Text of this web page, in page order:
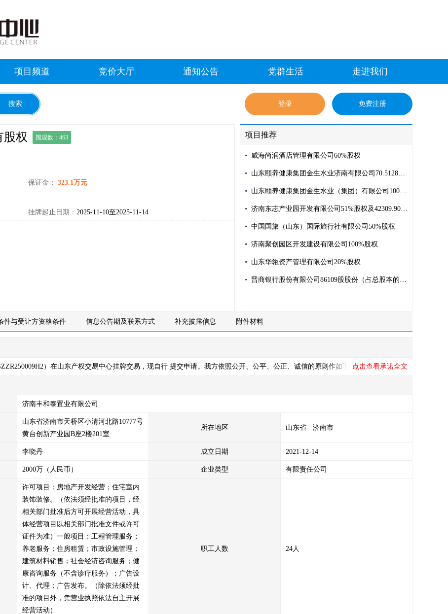
项目频道 竞价大厅 通知公告 党群生活 走进我们
登录 免费注册
股权 围观数：463
保证金： 323.1万元
挂牌起止日期： 2025-11-10至2025-11-14
项目推荐
威海尚润酒店管理有限公司60%股权
山东颐养健康集团金生水业济南有限公司70.5128%股权
山东颐养健康集团金生水业（集团）有限公司100%股权
济南东志产业园开发有限公司51%股权及42309.904994万元债权
中国国旅（山东）国际旅行社有限公司50%股权
济南聚创园区开发建设有限公司100%股权
山东华瓴资产管理有限公司20%股权
晋商银行股份有限公司86109股股份（占总股本的0.0015%）
件与受让方资格条件 信息公告期及联系方式 补充披露信息 附件材料
点击查看承诺全文
）在山东产权交易中心挂牌交易，现自行 提交申请。我方依照公开、公平、公正、诚信的原则作如下承诺：
披露的事项外，我方对该产权拥有完全的处置权且不存在法律法规禁止或限制交易的情形；对于设定担保物权的产权转让，符合《中
得相应批准；
中心相关交易规则及规定，按照相关要求履行我方义务；
通知及征询其他股东意见的义务，保障其他股东优先购买权的行使；
合同》，逾期不签订，受让方有权向我方主张相应违约责任；
则》，如我方违反本承诺相关内容，我方同意以设定的交易保证金金额承担违约责任及相关赔偿责任，保证金金额不足以弥补因我方
《产权交易合同》的约定协助受让方及时办理有关交割、变更手续。
给交易相关方及山东产权交易中心造成损失的，我方愿意承担相应的赔偿责任及其他法律责任。
济南丰和泰置业有限公司
山东省济南市天桥区小清河北路10777号
黄台创新产业园B座2楼201室
所在地区 山东省 - 济南市
李晓丹 成立日期 2021-12-14
2000万（人民币） 企业类型 有限责任公司
许可项目：房地产开发经营；住宅室内
装饰装修。（依法须经批准的项目，经
相关部门批准后方可开展经营活动，具
体经营项目以相关部门批准文件或许可
证件为准）一般项目：工程管理服务；
养老服务；住房租赁；市政设施管理；
建筑材料销售；社会经济咨询服务；健
康咨询服务（不含诊疗服务）；广告设
计、代理；广告发布。（除依法须经批
准的项目外，凭营业执照依法自主开展
经营活动）
职工人数 24人